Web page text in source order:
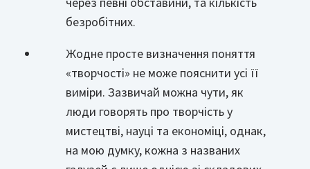
безробітних.
Жодне просте визначення поняття
«творчості» не може пояснити усі її
виміри. Зазвичай можна чути, як
люди говорять про творчість у
мистецтві, науці та економіці, однак,
на мою думку, кожна з названих